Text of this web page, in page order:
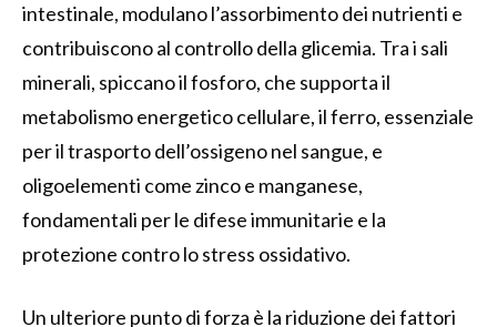
intestinale, modulano l’assorbimento dei nutrienti e
contribuiscono al controllo della glicemia. Tra i sali
minerali, spiccano il fosforo, che supporta il
metabolismo energetico cellulare, il ferro, essenziale
per il trasporto dell’ossigeno nel sangue, e
oligoelementi come zinco e manganese,
fondamentali per le difese immunitarie e la
protezione contro lo stress ossidativo.
Un ulteriore punto di forza è la riduzione dei fattori